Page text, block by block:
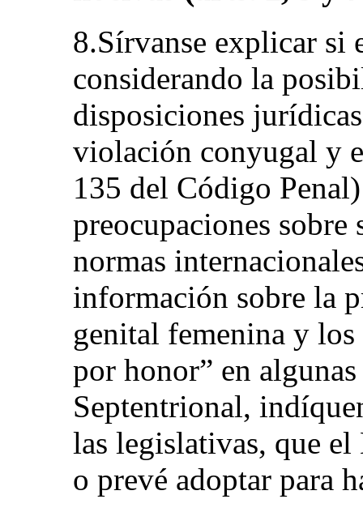
8.Sírvanse explicar si
considerando la
disposiciones
violación conyugal y
135 del Código
preocupaciones
normas
información sobre la
genital femenina y los
por honor” en
Septentrional,
las legislativas, que el
o prevé adoptar para